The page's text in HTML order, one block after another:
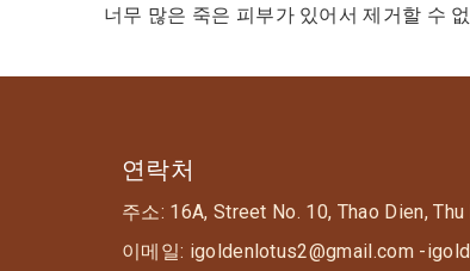
너무 많은 죽은 피부가 있어서 제거할 수
연락처
주소: 16A, Street No. 10, Thao Dien,
이메일: igoldenlotus2@gmail.com -